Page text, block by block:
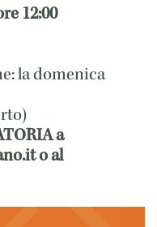
12:00
la domenica
a
o al